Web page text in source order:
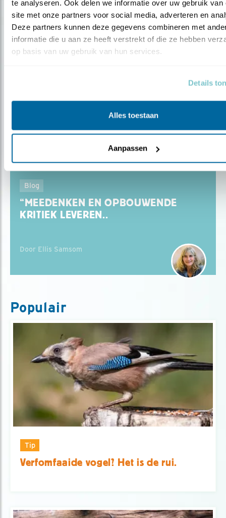
te analyseren. Ook delen we informatie over uw gebruik van
site met onze partners voor social media, adverteren en
Deze partners kunnen deze gegevens combineren met
informatie die u aan ze heeft verstrekt of die ze hebben
op basis van uw gebruik van hun services.
Details
Alles toestaan
Aanpassen
Door Ellis Samsom
“GEEF DE LEDEN EEN STERKE STEM IN
Door Ellis Samsom
Blog
“MEEDENKEN EN OPBOUWENDE
KRITIEK LEVEREN..
Door Ellis Samsom
Populair
Tip
Verfomfaaide vogel? Het is de rui.